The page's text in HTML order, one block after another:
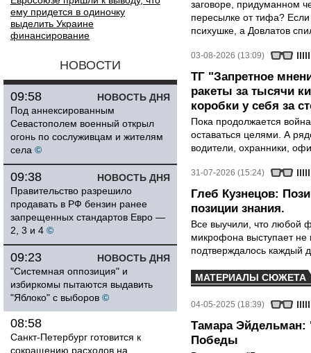
ему придется в одиночку
выделить Украине
финансирование
НОВОСТИ
НОВОСТЬ ДНЯ
09:58
Под аннексированным
Севастополем военный открыл
огонь по сослуживцам и жителям
села ©
НОВОСТЬ ДНЯ
09:38
Правительство разрешило
продавать в РФ бензин ранее
запрещенных стандартов Евро —
2, 3 и 4 ©
НОВОСТЬ ДНЯ
09:23
"Системная оппозиция" и
избиркомы пытаются выдавить
"Яблоко" с выборов ©
08:58
Санкт-Петербург готовится к
сокращению расходов на
заговоре, придуманном
пересылке от тифа?
психушке, а Довлатов
03-08-2026 (13:09)
ТГ "Запретное
ракеты за тысячи
коробки у себя за
Пока продолжается
оставаться целями. А
водители, охранники,
31-07-2026 (15:24)
Глеб Кузнецов:
позиции знания.
Все выучили, что любой
микрофона выступает не
подтверждалось каждый
МАТЕРИАЛЫ СЮЖЕТА
04-05-2025 (18:39)
Тамара Эйдельман:
Победы